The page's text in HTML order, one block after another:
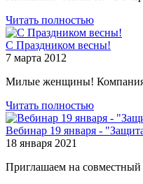
Читать полностью
С Праздником весны!
7 марта 2012
Милые женщины! Компания
Читать полностью
Вебинар 19 января -
18 января 2021
Приглашаем на совместный